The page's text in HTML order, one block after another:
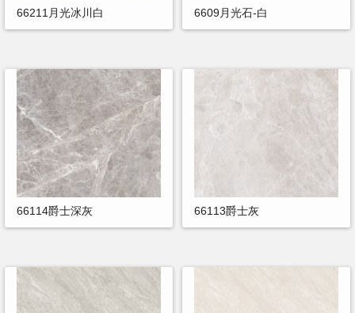
66211月光冰川白 6609月光石-白
66114爵士深灰 66113爵士灰